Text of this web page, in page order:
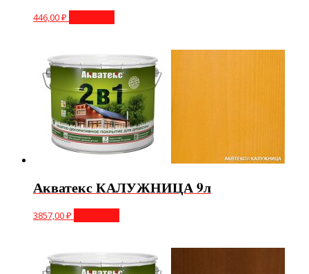
446,00₽
Акватекс КАЛУЖНИЦА 9л
3857,00₽